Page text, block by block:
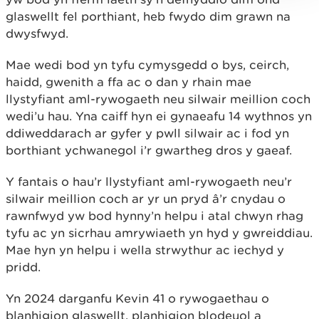
glaswellt fel porthiant, heb fwydo dim grawn na
dwysfwyd.
Mae wedi bod yn tyfu cymysgedd o bys, ceirch,
haidd, gwenith a ffa ac o dan y rhain mae
llystyfiant aml-rywogaeth neu silwair meillion coch
wedi’u hau. Yna caiff hyn ei gynaeafu 14 wythnos yn
ddiweddarach ar gyfer y pwll silwair ac i fod yn
borthiant ychwanegol i’r gwartheg dros y gaeaf.
Y fantais o hau’r llystyfiant aml-rywogaeth neu’r
silwair meillion coch ar yr un pryd â’r cnydau o
rawnfwyd yw bod hynny’n helpu i atal chwyn rhag
tyfu ac yn sicrhau amrywiaeth yn hyd y gwreiddiau.
Mae hyn yn helpu i wella strwythur ac iechyd y
pridd.
Yn 2024 darganfu Kevin 41 o rywogaethau o
blanhigion glaswellt, planhigion blodeuol a